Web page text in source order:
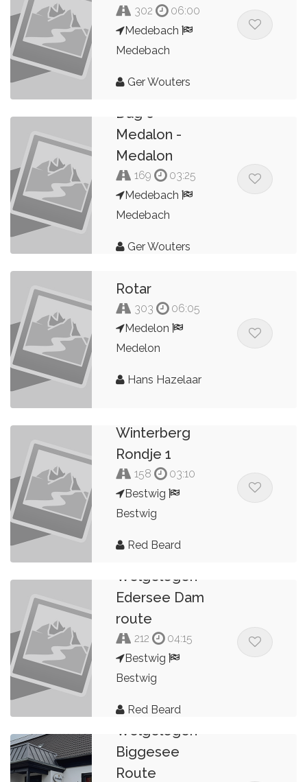
302
06:00
Medebach
Medebach
Ger Wouters
Dag 6
Medalon -
Medalon
169
03:25
Medebach
Medebach
Ger Wouters
Rotar
303
06:05
Medelon
Medelon
Hans Hazelaar
Winterberg
Rondje 1
158
03:10
Bestwig
Bestwig
Red Beard
Welgelegen
Edersee Dam
route
212
04:15
Bestwig
Bestwig
Red Beard
Welgelegen
Biggesee
Route